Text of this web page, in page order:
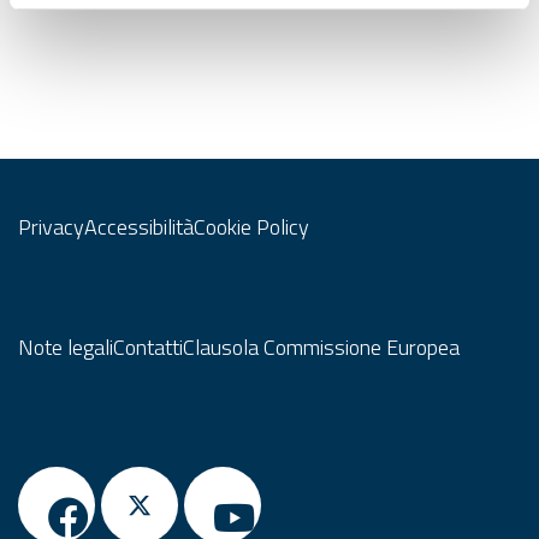
PrivacyAccessibilitàCookie Policy
Note legaliContattiClausola Commissione Europea